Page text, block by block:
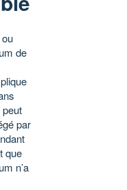
de
par
que
n’a